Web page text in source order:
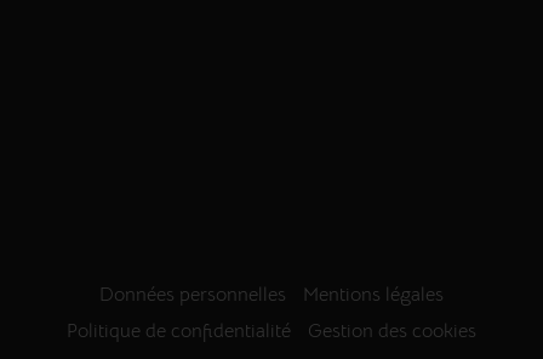
Données personnelles
Mentions légales
Politique de confidentialité
Gestion des cookies